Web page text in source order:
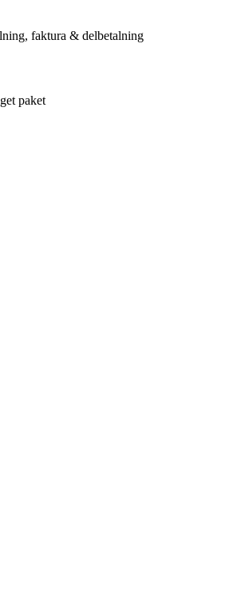
faktura & delbetalning
paket